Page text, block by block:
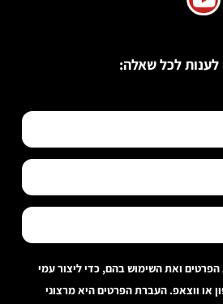
לענות לכל שאלה:
ואת השימוש בהם, כדי ליצור עמי
או ווצאפ. העברת הפרטים היא מרצוני